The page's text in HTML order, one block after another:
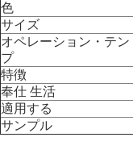
色
サイズ
オペレーション・テン
プ
特徴
奉仕 生活
適用する
サンプル